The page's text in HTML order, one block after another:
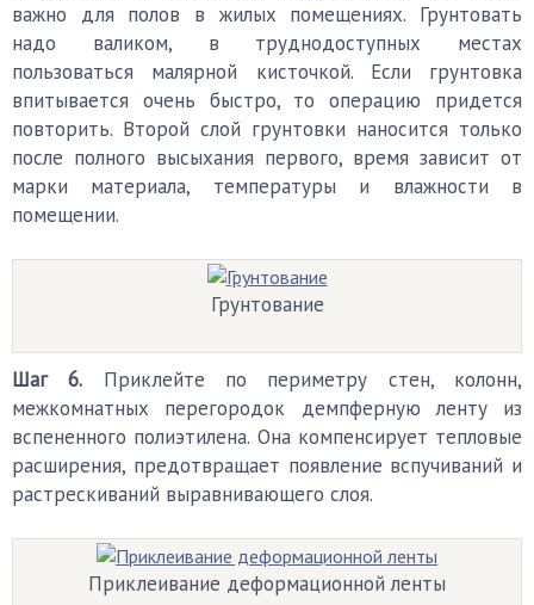
важно для полов в жилых помещениях. Грунтовать
надо валиком, в труднодоступных местах
пользоваться малярной кисточкой. Если грунтовка
впитывается очень быстро, то операцию придется
повторить. Второй слой грунтовки наносится только
после полного высыхания первого, время зависит от
марки материала, температуры и влажности в
помещении.
Грунтование
Шаг 6. Приклейте по периметру стен, колонн,
межкомнатных перегородок демпферную ленту из
вспененного полиэтилена. Она компенсирует тепловые
расширения, предотвращает появление вспучиваний и
растрескиваний выравнивающего слоя.
Приклеивание деформационной ленты